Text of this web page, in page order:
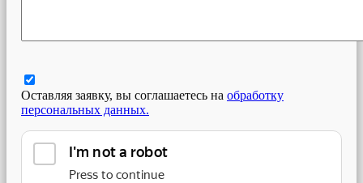
Оставляя заявку, вы соглашаетесь на обработку
персональных данных.